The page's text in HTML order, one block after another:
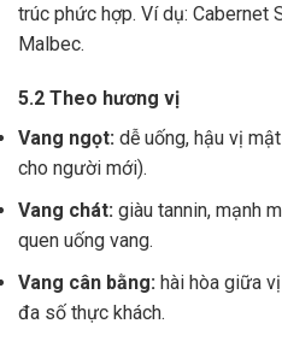
trúc phức hợp. Ví dụ: Cabernet
Malbec.
5.2 Theo hương vị
Vang ngọt: dễ uống, hậu vị
cho người mới).
Vang chát: giàu tannin, mạnh
quen uống vang.
Vang cân bằng: hài hòa giữa
đa số thực khách.